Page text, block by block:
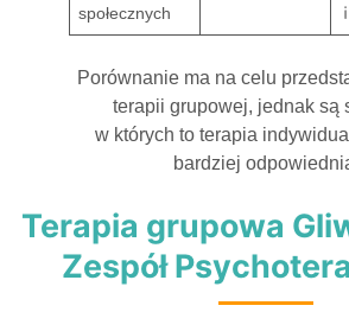
społecznych
Porównanie ma na celu
terapii grupowej, jednak są
w których to terapia
bardziej
Terapia grupowa
Zespół